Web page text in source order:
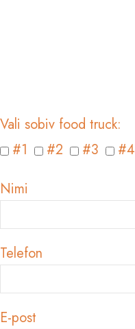
Vali sobiv food truck:
#1
#2 #3 #4
Nimi
Telefon
E-post